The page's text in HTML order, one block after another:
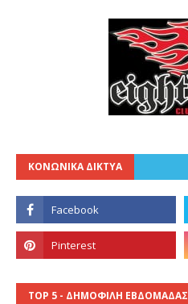
ΚΟΝΩΝΙΚΑ ΔΙΚΤΥΑ
TOP 5 - ΔΗΜΟΦΙΛΗ ΕΒΔΟΜΑΔΑΣ